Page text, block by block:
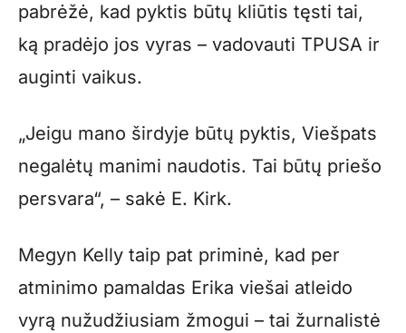
pabrėžė, kad pyktis būtų kliūtis tęsti tai,
ką pradėjo jos vyras – vadovauti TPUSA ir
auginti vaikus.
„Jeigu mano širdyje būtų pyktis, Viešpats
negalėtų manimi naudotis. Tai būtų priešo
persvara“, – sakė E. Kirk.
Megyn Kelly taip pat priminė, kad per
atminimo pamaldas Erika viešai atleido
vyrą nužudžiusiam žmogui – tai žurnalistė